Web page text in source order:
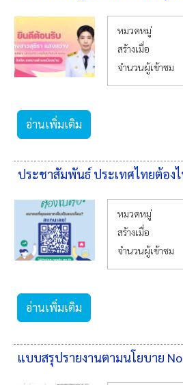
หมวดหมู่
สร้างเมื่อ
จำนวนผู้เข้าชม
อ่านเพิ่มเติม
ประชาสัมพันธ์ ประเทศไทยต้อ
หมวดหมู่
สร้างเมื่อ
จำนวนผู้เข้าชม
อ่านเพิ่มเติม
แบบสรุปรายงานตามนโยบาย